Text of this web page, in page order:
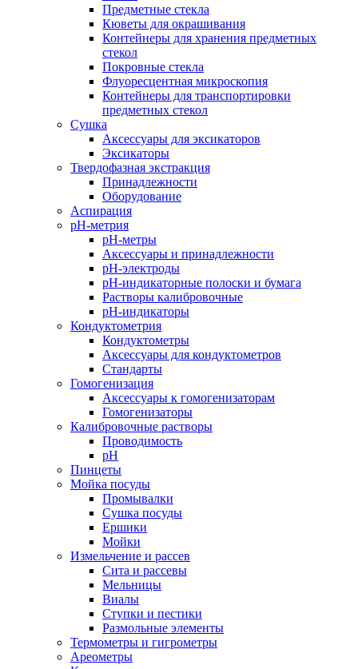
Предметные стекла
Кюветы для окрашивания
Контейнеры для хранения предметных
стекол
Покровные стекла
Флуоресцентная микроскопия
Контейнеры для транспортировки
предметных стекол
Сушка
Аксессуары для эксикаторов
Эксикаторы
Твердофазная экстракция
Принадлежности
Оборудование
Аспирация
pH-метрия
pH-метры
Аксессуары и принадлежности
pH-электроды
pH-индикаторные полоски и бумага
Растворы калибровочные
pH-индикаторы
Кондуктометрия
Кондуктометры
Аксессуары для кондуктометров
Стандарты
Гомогенизация
Аксессуары к гомогенизаторам
Гомогенизаторы
Калибровочные растворы
Проводимость
pH
Пинцеты
Мойка посуды
Промывалки
Сушка посуды
Ершики
Мойки
Измельчение и рассев
Сита и рассевы
Мельницы
Виалы
Ступки и пестики
Размольные элементы
Термометры и гигрометры
Ареометры